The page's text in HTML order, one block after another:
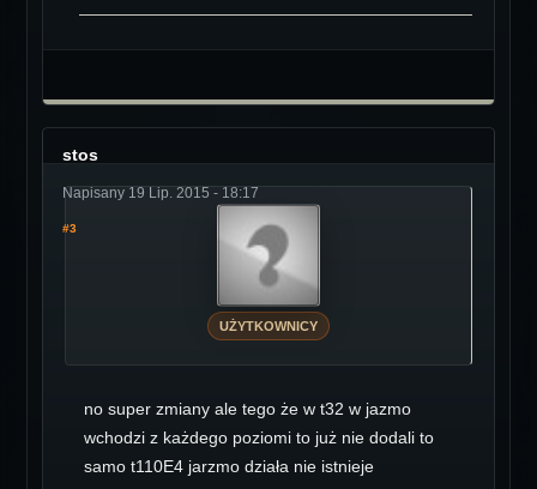
stos
Napisany 19 Lip. 2015 - 18:17
#3
UŻYTKOWNICY
no super zmiany ale tego że w t32 w jazmo
wchodzi z każdego poziomi to już nie dodali to
samo t110E4 jarzmo działa nie istnieje